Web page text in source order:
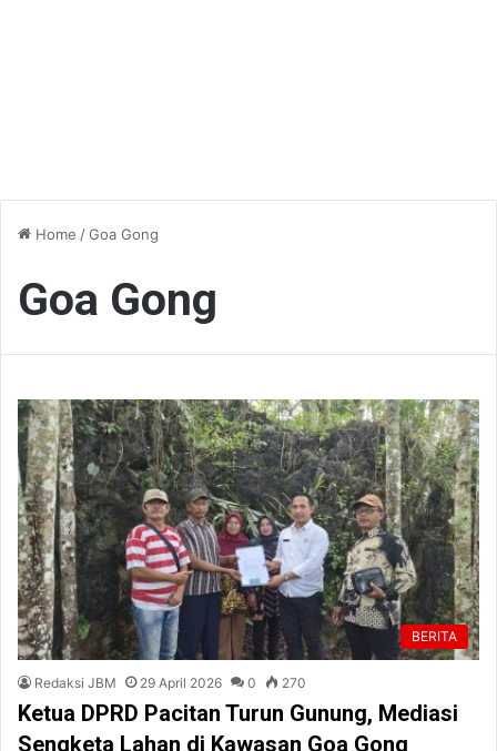
Home /Goa Gong
Goa Gong
BERITA
Redaksi JBM 29 April 2026 0 270
Ketua DPRD Pacitan Turun Gunung, Mediasi
Sengketa Lahan di Kawasan Goa Gong